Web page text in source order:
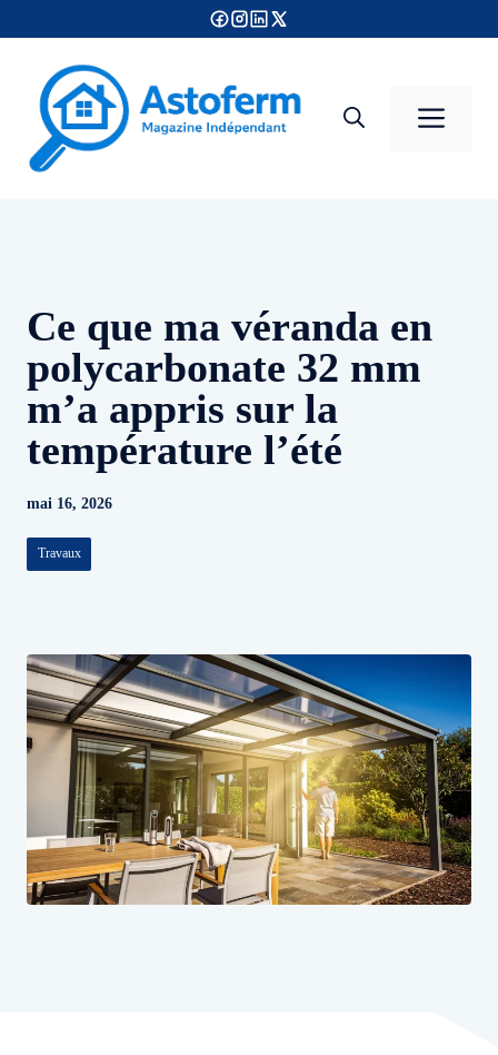
au
contenu
Ce que ma véranda en
polycarbonate 32 mm
m’a appris sur la
température l’été
mai 16, 2026
Travaux